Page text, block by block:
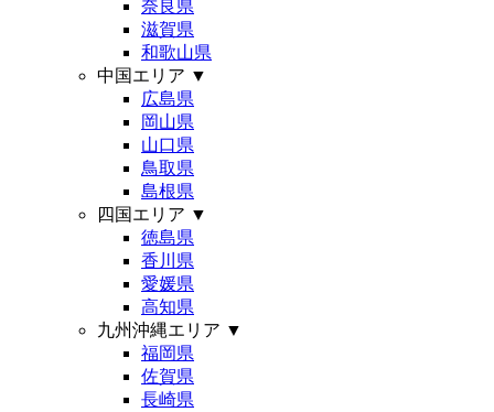
奈良県
滋賀県
和歌山県
中国エリア ▼
広島県
岡山県
山口県
鳥取県
島根県
四国エリア ▼
徳島県
香川県
愛媛県
高知県
九州沖縄エリア ▼
福岡県
佐賀県
長崎県